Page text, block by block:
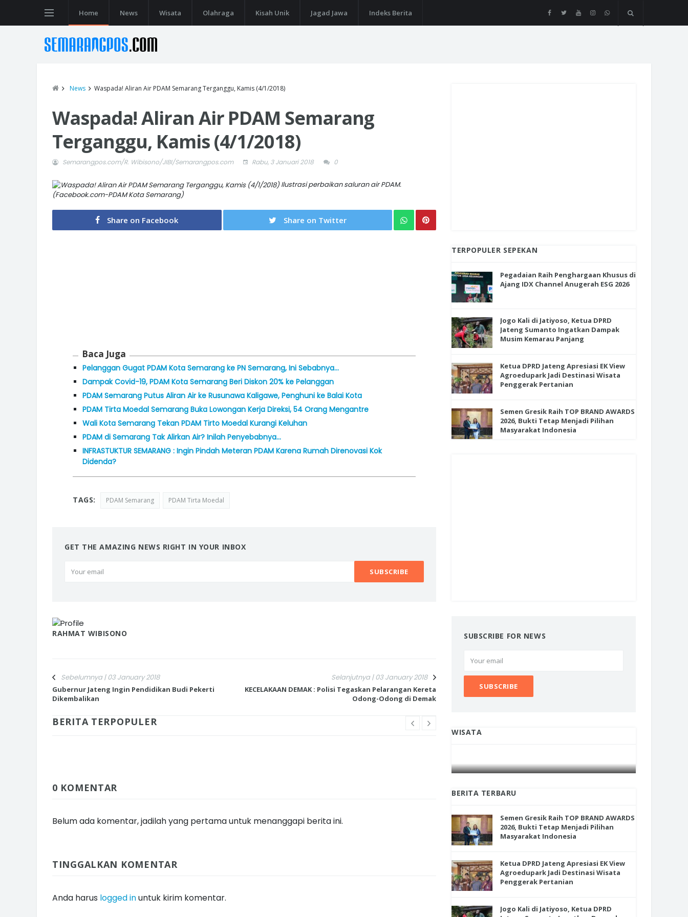
Home News Wisata Olahraga Kisah Unik Jagad Jawa Indeks Berita
News Waspada! Aliran Air PDAM Semarang Terganggu, Kamis (4/1/2018)
Waspada! Aliran Air PDAM Semarang
Terganggu, Kamis (4/1/2018)
Semarangpos.com/R. Wibisono/JIBI/Semarangpos.com Rabu, 3 Januari 2018 0
Ilustrasi perbaikan saluran air PDAM.
(Facebook.com-PDAM Kota Semarang)
Share on Facebook Share on Twitter
Baca Juga
Pelanggan Gugat PDAM Kota Semarang ke PN Semarang, Ini Sebabnya…
Dampak Covid-19, PDAM Kota Semarang Beri Diskon 20% ke Pelanggan
PDAM Semarang Putus Aliran Air ke Rusunawa Kaligawe, Penghuni ke Balai Kota
PDAM Tirta Moedal Semarang Buka Lowongan Kerja Direksi, 54 Orang Mengantre
Wali Kota Semarang Tekan PDAM Tirto Moedal Kurangi Keluhan
PDAM di Semarang Tak Alirkan Air? Inilah Penyebabnya…
INFRASTUKTUR SEMARANG : Ingin Pindah Meteran PDAM Karena Rumah Direnovasi Kok
Didenda?
TAGS: PDAM Semarang PDAM Tirta Moedal
GET THE AMAZING NEWS RIGHT IN YOUR INBOX
RAHMAT WIBISONO
Sebelumnya | 03 January 2018
Gubernur Jateng Ingin Pendidikan Budi Pekerti
Dikembalikan
Selanjutnya | 03 January 2018
KECELAKAAN DEMAK : Polisi Tegaskan Pelarangan Kereta
Odong-Odong di Demak
BERITA TERPOPULER
0 KOMENTAR
Belum ada komentar, jadilah yang pertama untuk menanggapi berita ini.
TINGGALKAN KOMENTAR
Anda harus logged inuntuk kirim komentar.
TERPOPULER SEPEKAN
Pegadaian Raih Penghargaan Khusus di
Ajang IDX Channel Anugerah ESG 2026
Jogo Kali di Jatiyoso, Ketua DPRD
Jateng Sumanto Ingatkan Dampak
Musim Kemarau Panjang
Ketua DPRD Jateng Apresiasi EK View
Agroedupark Jadi Destinasi Wisata
Penggerak Pertanian
Semen Gresik Raih TOP BRAND AWARDS
2026, Bukti Tetap Menjadi Pilihan
Masyarakat Indonesia
SUBSCRIBE FOR NEWS
WISATA
BERITA TERBARU
Semen Gresik Raih TOP BRAND AWARDS
2026, Bukti Tetap Menjadi Pilihan
Masyarakat Indonesia
Ketua DPRD Jateng Apresiasi EK View
Agroedupark Jadi Destinasi Wisata
Penggerak Pertanian
Jogo Kali di Jatiyoso, Ketua DPRD